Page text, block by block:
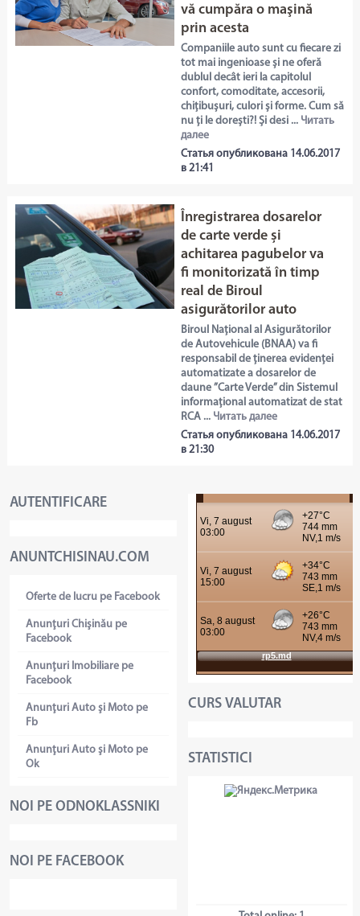
vă cumpăra o maşină
prin acesta
Companiile auto sunt cu fiecare zi
tot mai ingenioase și ne oferă
dublul decât ieri la capitolul
confort, comoditate, accesorii,
chițibușuri, culori și forme. Cum să
nu ți le dorești?! Și desi ... Читать
далее
Статья опубликована 14.06.2017
в 21:41
Înregistrarea dosarelor
de carte verde și
achitarea pagubelor va
fi monitorizată în timp
real de Biroul
asigurătorilor auto
Biroul Național al Asigurătorilor
de Autovehicule (BNAA) va fi
responsabil de ținerea evidenței
automatizate a dosarelor de
daune ”Carte Verde” din Sistemul
informațional automatizat de stat
RCA ... Читать далее
Статья опубликована 14.06.2017
в 21:30
AUTENTIFICARE
ANUNTCHISINAU.COM
Oferte de lucru pe Facebook
Anunţuri Chişinău pe
Facebook
Anunţuri Imobiliare pe
Facebook
Anunţuri Auto şi Moto pe
Fb
Anunţuri Auto şi Moto pe
Ok
NOI PE ODNOKLASSNIKI
NOI PE FACEBOOK
CURS VALUTAR
STATISTICI